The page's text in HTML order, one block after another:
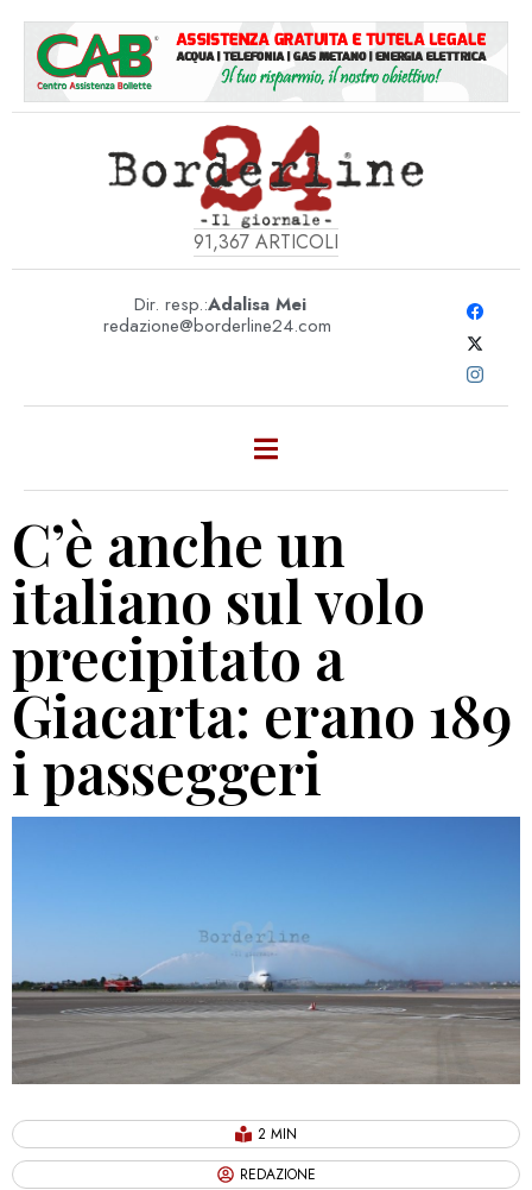
91,367 ARTICOLI
Dir. resp.:Adalisa Mei
redazione@borderline24.com
C’è anche un
italiano sul volo
precipitato a
Giacarta: erano 189
i passeggeri
2 MIN
REDAZIONE